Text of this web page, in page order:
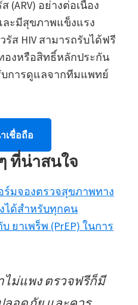
(ARV) อย่างต่อเนื่อง
ะมีสุขภาพแข็งแรง
ส HIV สามารถรับได้ฟรี
องหรือสิทธิ์หลักประกัน
การดูแลจากทีมแพทย์
เชื่อถือ
ที่น่าสนใจ
ร์มจองตรวจสุขภาพทาง
ได้สำหรับทุกคน
ยาเพร็พ (PrEP) ในการ
ไม่แพง ตรวจฟรีก็มี